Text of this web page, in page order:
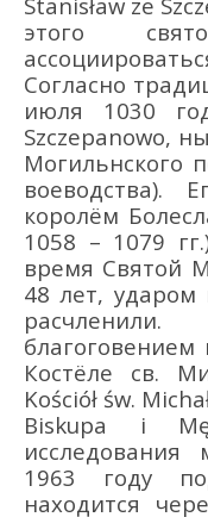
этого
Согласно
июля 1030
Szczepanowo,
Могильнского
воеводства).
королём
1058 – 1079
время Святой
48 лет, ударом
расчленили.
Костёле св.
Kościół św. Micha
Biskupa
i M
1963 году
находится